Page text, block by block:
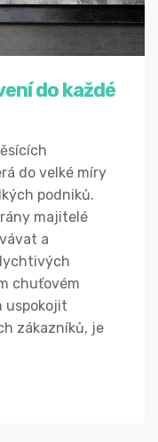
do každé
do velké míry
podniků.
majitelé
a
chuťovém
uspokojit
zákazníků, je